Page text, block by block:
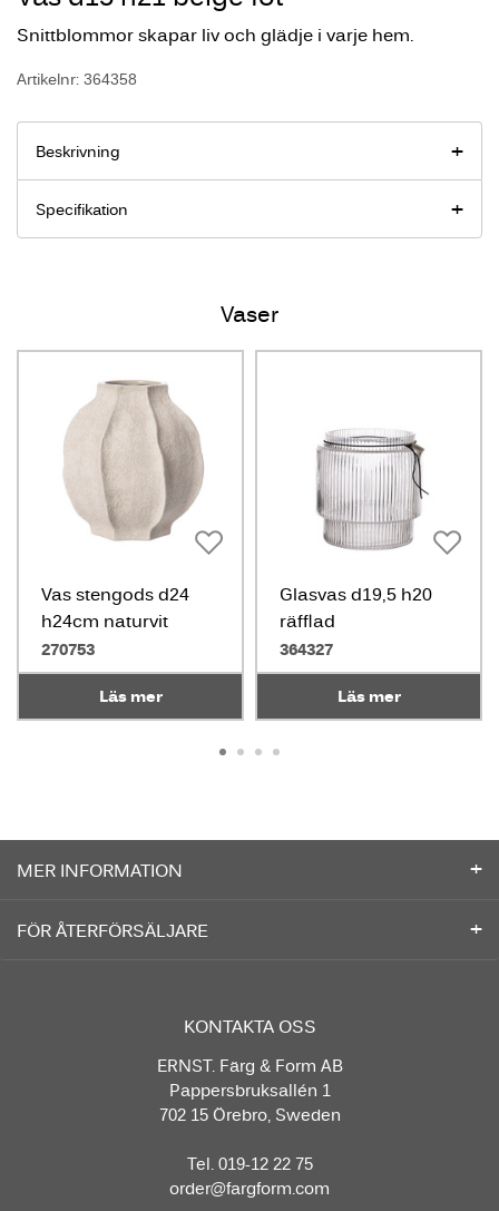
Snittblommor skapar liv och glädje i varje hem.
Artikelnr: 364358
Beskrivning
Specifikation
Vaser
Vas stengods d24
h24cm naturvit
270753
Läs mer
Glasvas d19,5 h20
räfflad
364327
Läs mer
MER INFORMATION
FÖR ÅTERFÖRSÄLJARE
KONTAKTA OSS
ERNST. Färg & Form AB
Pappersbruksallén 1
702 15 Örebro, Sweden
Tel. 019-12 22 75
order@fargform.com